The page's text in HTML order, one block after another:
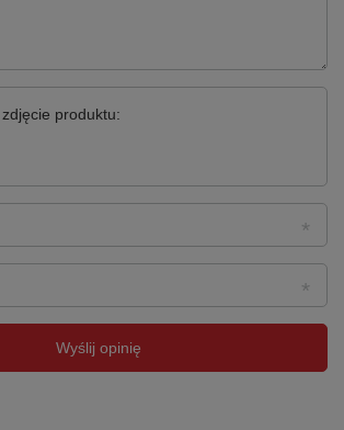
zdjęcie produktu:
Wyślij opinię